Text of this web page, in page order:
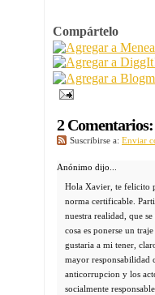
Compártelo
2 Comentarios:
Suscribirse a: Enviar
Anónimo dijo...
Hola Xavier, te felicito
norma certificable.
nuestra realidad, que
cosa es ponerse un
gustaria a mi tener,
mayor responsabilidad
anticorrupcion y los
socialmente responsable.